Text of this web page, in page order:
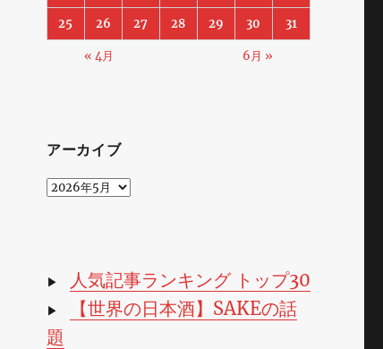
25 26 27 28 29 30 31
« 4月 6月 »
アーカイブ
ア
▶
人気記事ランキング トップ30
▶
【世界の日本酒】SAKEの話
題